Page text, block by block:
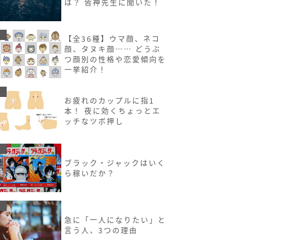
は？ 皆神先生に聞いた！
【全36種】ウマ顔、ネコ
顔、タヌキ顔…… どうぶ
つ顔別の性格や恋愛傾向を
一挙紹介！
お疲れのカップルに指1
本！ 夜に効くちょっとエ
ッチなツボ押し
ブラック・ジャックはいく
ら稼いだか？
急に「一人になりたい」と
言う人、3つの理由